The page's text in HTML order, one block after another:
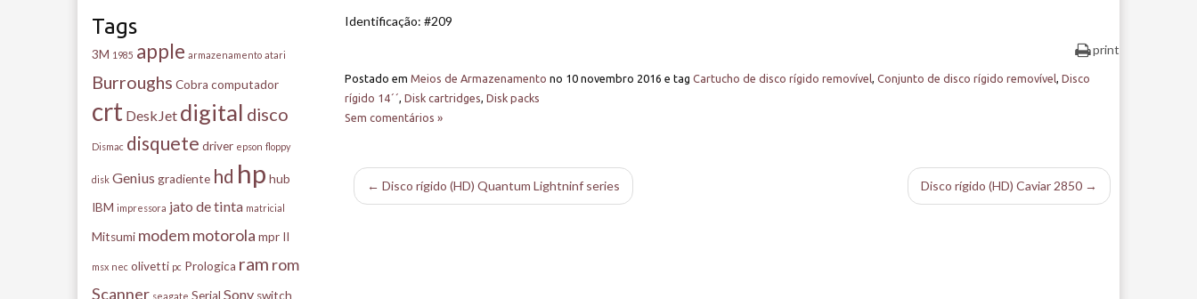
Identificação: #209
print
Postado em Meios de Armazenamento no 10 novembro 2016 e tag Cartucho de disco rígido removível, Conjunto de disco rígido removível, Disco
rígido 14´´, Disk cartridges, Disk packs
Sem comentários »
← Disco rígido (HD) Quantum Lightninf series Disco rígido (HD) Caviar 2850 →
Tags
3M 1985 apple armazenamento atari
Burroughs Cobra computador
crt DeskJet digital disco
Dismac disquete driver epson floppy
disk Genius gradiente hd hp hub
IBM impressora jato de tinta matricial
Mitsumi modemmotorola mpr II
msx nec olivetti pc Prologica ram rom
Scanner seagate Serial Sony switch